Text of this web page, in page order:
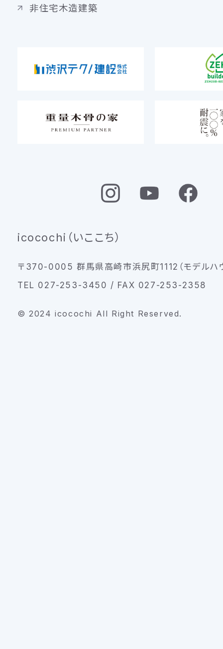
非住宅木造建築
icocochi（いここち）
〒370-0005 群馬県高崎市浜尻町1112（モデルハ
TEL 027-253-3450 / FAX 027-253-2358
© 2024 icocochi All Right Reserved.